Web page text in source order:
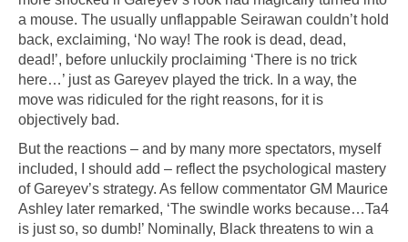
a mouse. The usually unflappable Seirawan couldn’t hold
back, exclaiming, ‘No way! The rook is dead, dead,
dead!’, before unluckily proclaiming ‘There is no trick
here…’ just as Gareyev played the trick. In a way, the
move was ridiculed for the right reasons, for it is
objectively bad.
But the reactions – and by many more spectators, myself
included, I should add – reflect the psychological mastery
of Gareyev’s strategy. As fellow commentator GM Maurice
Ashley later remarked, ‘The swindle works because…Ta4
is just so, so dumb!’ Nominally, Black threatens to win a